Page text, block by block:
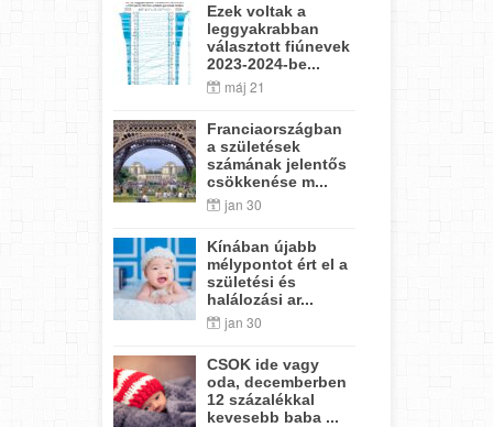
Ezek voltak a
leggyakrabban
választott fiúnevek
2023-2024-be...
máj 21
Franciaországban
a születések
számának jelentős
csökkenése m...
jan 30
Kínában újabb
mélypontot ért el a
születési és
halálozási ar...
jan 30
CSOK ide vagy
oda, decemberben
12 százalékkal
kevesebb baba ...